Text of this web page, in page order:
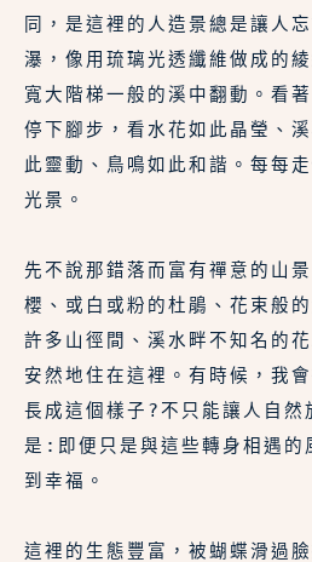
同，是這裡的人造景總是讓人
瀑，像用琉璃光透纖維做成的
寬大階梯一般的溪中翻動。看
停下腳步，看水花如此晶瑩、
此靈動、鳥鳴如此和諧。每每
光景。
先不說那錯落而富有禪意的山
櫻、或白或粉的杜鵑、花束般
許多山徑間、溪水畔不知名的
安然地住在這裡。有時候，我
長成這個樣子?不只能讓人自然
是:即便只是與這些轉身相遇的
到幸福。
這裡的生態豐富，被蝴蝶滑過